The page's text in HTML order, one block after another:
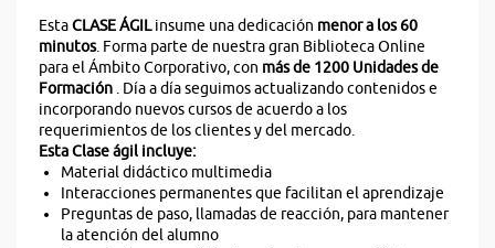
EstaCLASE ÁGILinsume una dedicación menor a los 60
minutos. Forma parte de nuestra gran Biblioteca Online
para el Ámbito Corporativo, con más de 1200 Unidades de
Formación . Día a día seguimos actualizando contenidos e
incorporando nuevos cursos de acuerdo a los
requerimientos de los clientes y del mercado.
Esta Clase ágil incluye:
Material didáctico multimedia
Interacciones permanentes que facilitan el aprendizaje
Preguntas de paso, llamadas de reacción, para mantener
la atención del alumno